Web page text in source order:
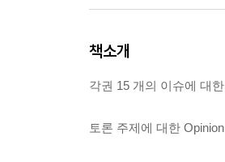
책소개
각권 15 개의 이슈에 대
토론 주제에 대한